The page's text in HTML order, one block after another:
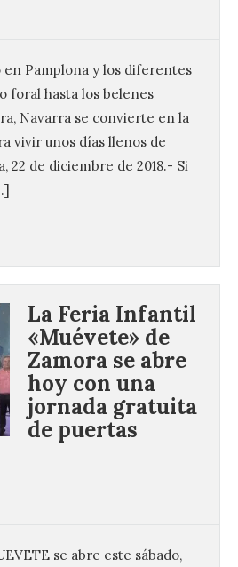
Pamplona y los diferentes
foral hasta los belenes
Navarra se convierte en la
vivir unos días llenos de
22 de diciembre de 2018.- Si
La Feria Infantil
«Muévete» de
Zamora se abre
hoy con una
jornada gratuita
de puertas
se abre este sábado,